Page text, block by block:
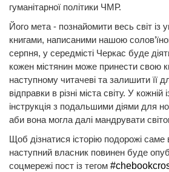
гуманітарної політики ЧМР.
Його мета - познайомити весь світ із
книгами, написаними нашою
серпня, у середмісті Черкас буде
кожен містянин може принести свою
наступному читачеві та залишити її
відправки в різні міста світу. У
інструкція з подальшими діями для
аби вона могла далі мандрувати
Щоб дізнатися історію подорожі саме
наступний власник повинен буде
соцмережі пост із тегом